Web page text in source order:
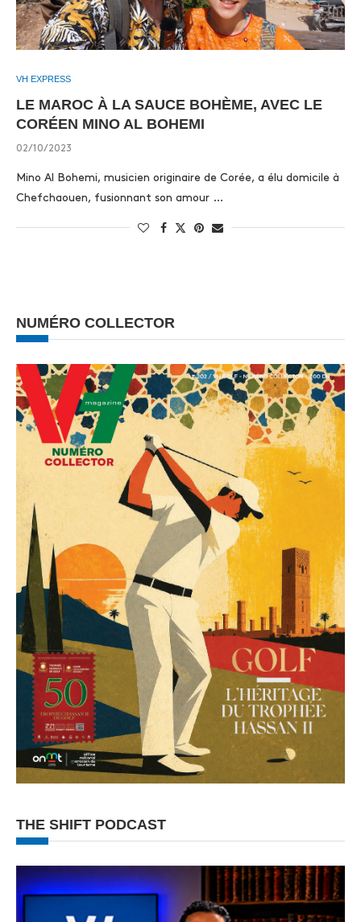
VH EXPRESS
LE MAROC À LA SAUCE BOHÈME, AVEC LE
CORÉEN MINO AL BOHEMI
02/10/2023
Mino Al Bohemi, musicien originaire de Corée, a élu domicile à
Chefchaouen, fusionnant son amour …
NUMÉRO COLLECTOR
THE SHIFT PODCAST